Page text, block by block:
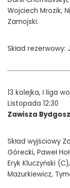
Wojciech Mrozik,
Zamojski.
Skład rezerwowy:
13 kolejka, I liga
Listopada 12:30
Zawisza
Skład wyjściowy
Górecki, Paweł
Eryk Kluczyński
Mazurkiewicz,